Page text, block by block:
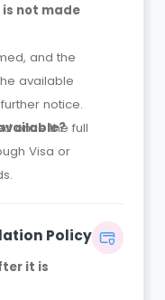
not made
and the
available
notice.
once the full
Visa or
Policy
it is